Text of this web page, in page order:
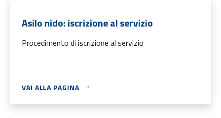
Asilo nido: iscrizione al servizio
Procedimento di iscrizione al servizio
VAI ALLA PAGINA